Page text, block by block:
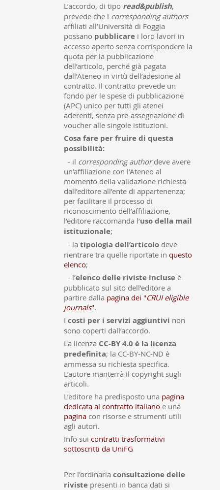
L’accordo, di tipo read&publish,
prevede che i corresponding authors
affiliati all’Università di Foggia
possano pubblicarei loro lavori in
accesso aperto senza corrispondere la
quota per la pubblicazione
dell’articolo, perché già pagata
dall’Ateneo in virtù dell’adesione al
contratto. Il contratto prevede un
fondo per le spese di pubblicazione
(APC) unico per tutti gli atenei
aderenti, senza pre-assegnazione di
voucher alle singole istituzioni.
Cosa fare per fruire di questa
possibilità:
- il corresponding authordeve avere
un’affiliazione con l’Ateneo al
momento della validazione richiesta
dall’editore all’ente di appartenenza;
per facilitare il processo di
riconoscimento dell’affiliazione,
l’editore raccomanda l’uso della mail
istituzionale;
- la tipologia dell’articolodeve
rientrare tra quelle riportate in questo
elenco;
- l’elenco delle riviste incluse è
pubblicato sul sito dell’editore a
partire dalla pagina dei "CRUI eligible
journals".
I costi per i servizi aggiuntivi non
sono coperti dall’accordo.
La licenza CC-BY 4.0 è la licenza
predefinita; la CC-BY-NC-ND è
ammessa su richiesta specifica.
L’autore manterrà il copyright sugli
articoli.
L’editore ha predisposto una pagina
dedicata al contratto italianoe una
paginacon risorse e strumenti utili
agli autori.
Info sui contratti trasformativi
sottoscritti da UniFG
Per l'ordinaria consultazione delle
rivistepresenti in banca dati si